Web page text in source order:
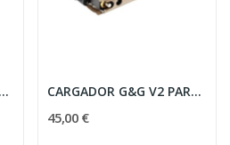
CONECTOR CARGADOR DOBLE AK-47 NEGRO CARGADOR G&G V2 PARA M4 GBBR/GAS (30RDS) - NEGRO
45,00 €